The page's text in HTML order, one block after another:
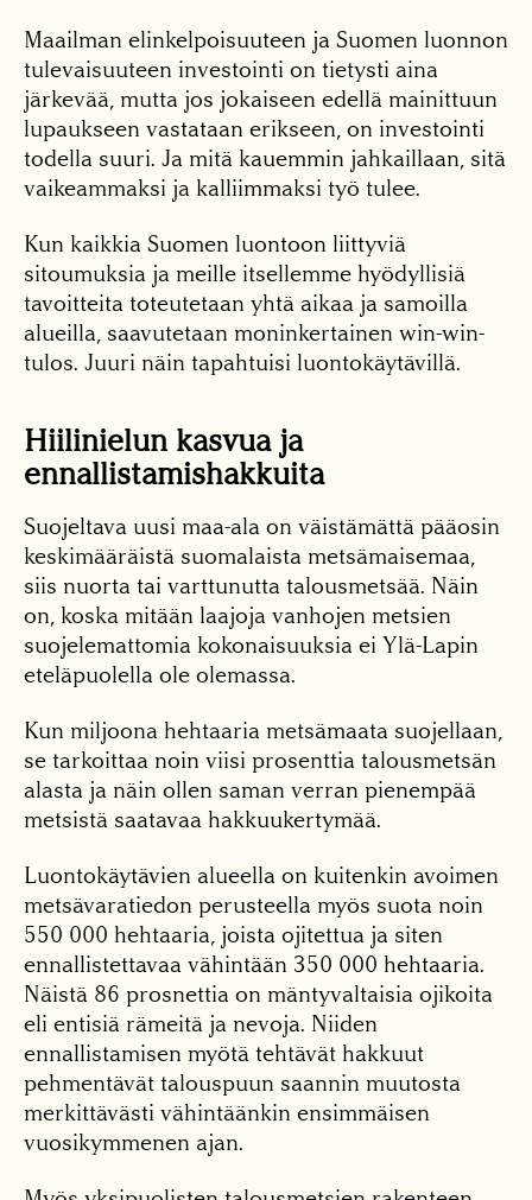
Maailman elinkelpoisuuteen ja Suomen luonnon
tulevaisuuteen investointi on tietysti aina
järkevää, mutta jos jokaiseen edellä mainittuun
lupaukseen vastataan erikseen, on investointi
todella suuri. Ja mitä kauemmin jahkaillaan, sitä
vaikeammaksi ja kalliimmaksi työ tulee.
Kun kaikkia Suomen luontoon liittyviä
sitoumuksia ja meille itsellemme hyödyllisiä
tavoitteita toteutetaan yhtä aikaa ja samoilla
alueilla, saavutetaan moninkertainen win-win-
tulos. Juuri näin tapahtuisi luontokäytävillä.
Hiilinielun kasvua ja
ennallistamishakkuita
Suojeltava uusi maa-ala on väistämättä pääosin
keskimääräistä suomalaista metsämaisemaa,
siis nuorta tai varttunutta talousmetsää. Näin
on, koska mitään laajoja vanhojen metsien
suojelemattomia kokonaisuuksia ei Ylä-Lapin
eteläpuolella ole olemassa.
Kun miljoona hehtaaria metsämaata suojellaan,
se tarkoittaa noin viisi prosenttia talousmetsän
alasta ja näin ollen saman verran pienempää
metsistä saatavaa hakkuukertymää.
Luontokäytävien alueella on kuitenkin avoimen
metsävaratiedon perusteella myös suota noin
550 000 hehtaaria, joista ojitettua ja siten
ennallistettavaa vähintään 350 000 hehtaaria.
Näistä 86 prosnettia on mäntyvaltaisia ojikoita
eli entisiä rämeitä ja nevoja. Niiden
ennallistamisen myötä tehtävät hakkuut
pehmentävät talouspuun saannin muutosta
merkittävästi vähintäänkin ensimmäisen
vuosikymmenen ajan.